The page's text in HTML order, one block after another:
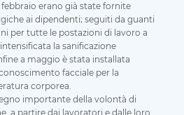
febbraio erano già state fornite
ai dipendenti; seguiti da guanti
per tutte le postazioni di lavoro a
la sanificazione
a maggio è stata installata
facciale per la
corporea.
importante della volontà di
a partire dai lavoratori e dalle loro